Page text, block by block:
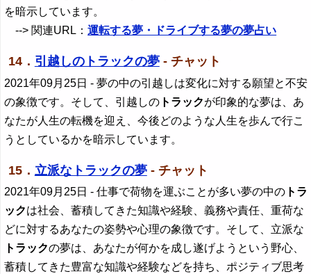
を暗示しています。
--> 関連URL：運転する夢・ドライブする夢の夢占い
14． 引越しのトラックの夢- チャット
2021年09月25日 - 夢の中の引越しは変化に対する願望と不安
の象徴です。そして、引越しの トラックが印象的な夢は、あ
なたが人生の転機を迎え、今後どのような人生を歩んで行こ
うとしているかを暗示しています。
15． 立派なトラックの夢- チャット
2021年09月25日 - 仕事で荷物を運ぶことが多い夢の中の トラ
ックは社会、蓄積してきた知識や経験、義務や責任、重荷な
どに対するあなたの姿勢や心理の象徴です。そして、立派な
トラックの夢は、あなたが何かを成し遂げようという野心、
蓄積してきた豊富な知識や経験などを持ち、ポジティブ思考